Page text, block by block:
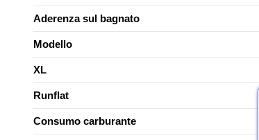
Aderenza sul bagnato
Modello
XL
Runflat
Consumo carburante